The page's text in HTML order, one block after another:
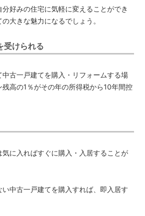
分好みの住宅に気軽に変えることができ
大きな魅力になるでしょう。
受けられる
古一戸建てを購入・リフォームする場
高の1％がその年の所得税から10年間控
に入ればすぐに購入・入居することが
い中古一戸建てを購入すれば、即入居す